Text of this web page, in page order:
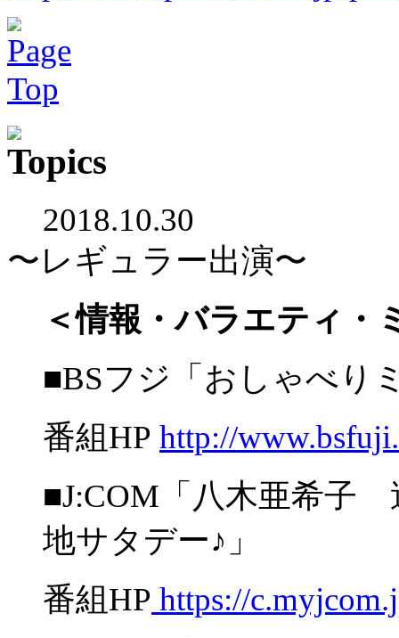
2018.10.30
〜レギュラー出演〜
＜情報・バラエティ・
■BSフジ「おしゃべり
番組HP http://
■J:COM「八木亜希子
地サタデー♪」
番組HP https://